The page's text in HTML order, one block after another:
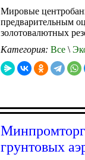
Мировые
предварительным
золотовалютных
Категория: Все \
Минпромторг
грунтовых